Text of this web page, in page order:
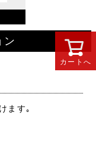
カートへ
ン
ます｡